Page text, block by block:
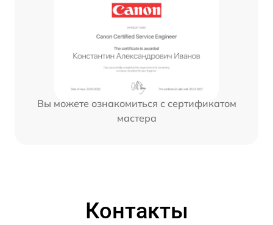
Вы можете ознакомиться с сертификатом
мастера
Контакты